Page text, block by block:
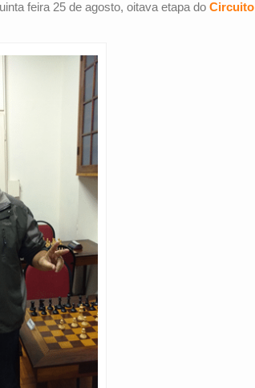
feira 25 de agosto, oitava etapa do Circuito